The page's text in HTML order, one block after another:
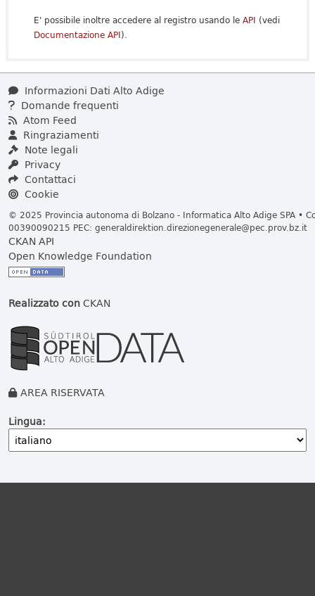
E' possibile inoltre accedere al registro usando le API (vedi
Documentazione API).
Informazioni Dati Alto Adige
Domande frequenti
Atom Feed
Ringraziamenti
Note legali
Privacy
Contattaci
Cookie
© 2025 Provincia autonoma di Bolzano - Informatica Alto Adige SPA •
00390090215 PEC: generaldirektion.direzionegenerale@pec.prov.bz.it
CKAN API
Open Knowledge Foundation
Realizzato conCKAN
AREA RISERVATA
Lingua